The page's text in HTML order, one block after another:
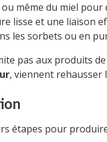
même du miel
lisse et une liaison
les sorbets ou en
pas aux produits
, viennent rehausser
étapes pour